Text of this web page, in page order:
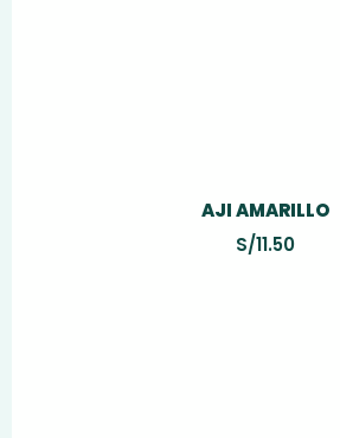
AJI AMARILLO
S/11.50